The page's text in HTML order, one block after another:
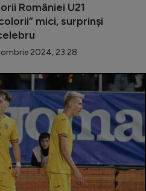
României U21
mici, surprinși
2024, 23:28